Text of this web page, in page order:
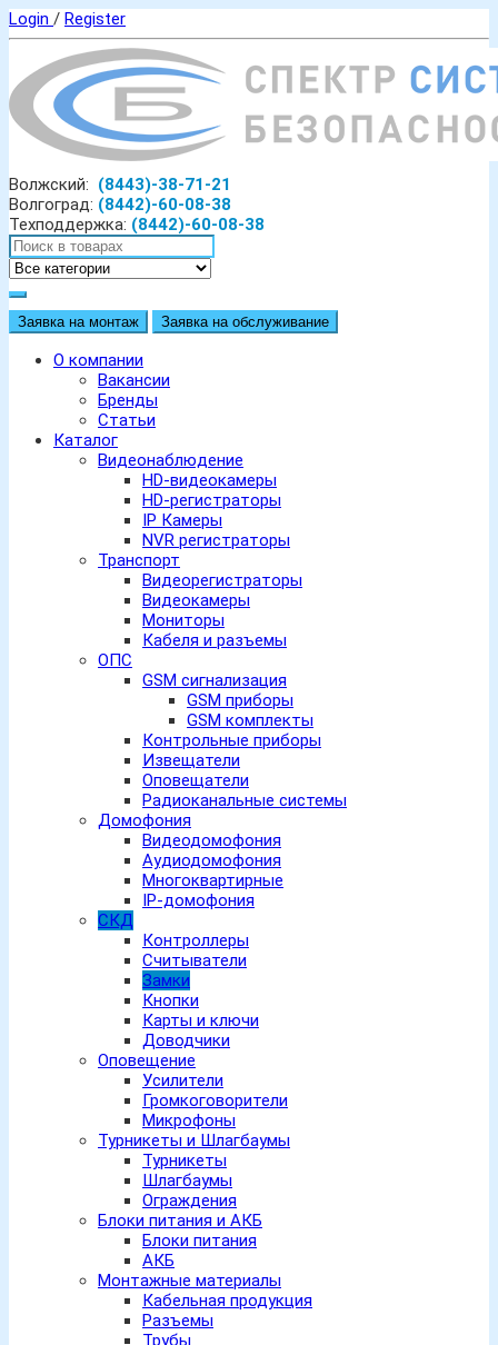
Login / Register
Волжский: (8443)-38-71-21
Волгоград: (8442)-60-08-38
Техподдержка: (8442)-60-08-38
Заявка на монтаж Заявка на обслуживание
О компании
Вакансии
Бренды
Статьи
Каталог
Видеонаблюдение
HD-видеокамеры
HD-регистраторы
IP Камеры
NVR регистраторы
Транспорт
Видеорегистраторы
Видеокамеры
Мониторы
Кабеля и разъемы
ОПС
GSM сигнализация
GSM приборы
GSM комплекты
Контрольные приборы
Извещатели
Оповещатели
Радиоканальные системы
Домофония
Видеодомофония
Аудиодомофония
Многоквартирные
IP-домофония
СКД
Контроллеры
Считыватели
Замки
Кнопки
Карты и ключи
Доводчики
Оповещение
Усилители
Громкоговорители
Микрофоны
Турникеты и Шлагбаумы
Турникеты
Шлагбаумы
Ограждения
Блоки питания и АКБ
Блоки питания
АКБ
Монтажные материалы
Кабельная продукция
Разъемы
Трубы